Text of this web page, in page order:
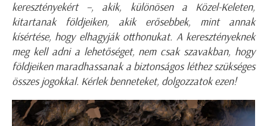
keresztényekért –, akik, különösen a Közel-Keleten,
kitartanak földjeiken, akik erősebbek, mint annak
kísértése, hogy elhagyják otthonukat. A keresztényeknek
meg kell adni a lehetőséget, nem csak szavakban, hogy
földjeiken maradhassanak a biztonságos léthez szükséges
összes jogokkal. Kérlek benneteket, dolgozzatok ezen!